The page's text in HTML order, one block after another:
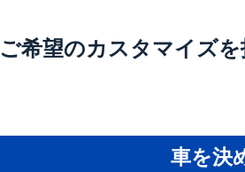
ご希望のカスタマイズを
車を決